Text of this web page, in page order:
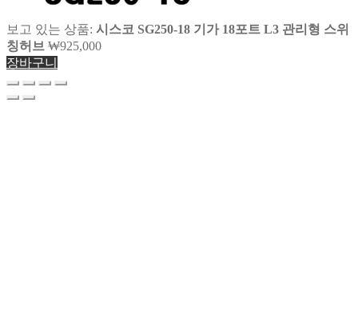
보고 있는 상품: 시스코 SG250-18 기가 18포트 L3 관리형 스위
칭허브 ₩925,000
장바구니